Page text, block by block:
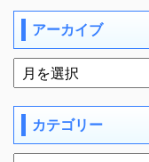
アーカイブ
カテゴリー